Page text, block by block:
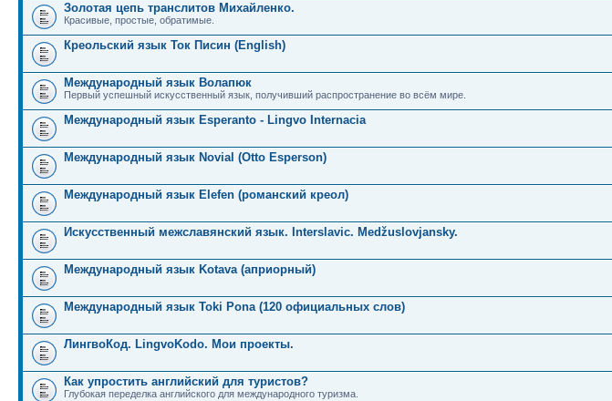
Золотая цепь транслитов Михайленко.
Красивые, простые, обратимые.
Креольский язык Ток Писин (English)
Международный язык Волапюк
Первый успешный искусственный язык, получивший распространение во всём мире.
Международный язык Esperanto - Lingvo Internacia
Международный язык Novial (Otto Esperson)
Международный язык Elefen (романский креол)
Искусственный межславянский язык. Interslavic. Medžuslovjansky.
Международный язык Kotava (априорный)
Международный язык Toki Pona (120 официальных слов)
ЛингвоКод. LingvoKodo. Мои проекты.
Как упростить английский для туристов?
Глубокая переделка английского для международного туризма.